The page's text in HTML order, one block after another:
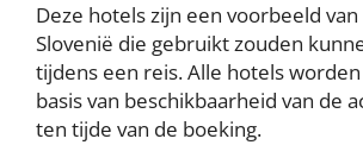
Deze hotels zijn een voorbeeld
Slovenië die gebruikt zouden
tijdens een reis. Alle hotels
basis van beschikbaarheid van de
ten tijde van de boeking.